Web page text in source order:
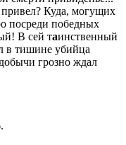
Куда, могущих
посреди победных
В сей таинственный
в тишине убийца
грозно ждал